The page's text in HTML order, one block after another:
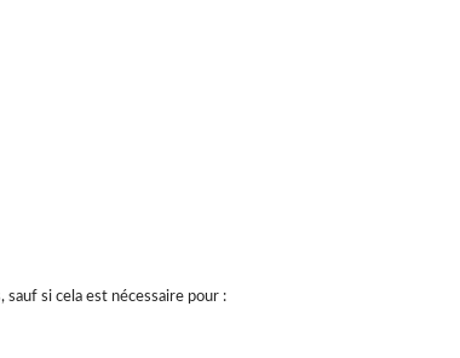
sauf si cela est nécessaire pour :